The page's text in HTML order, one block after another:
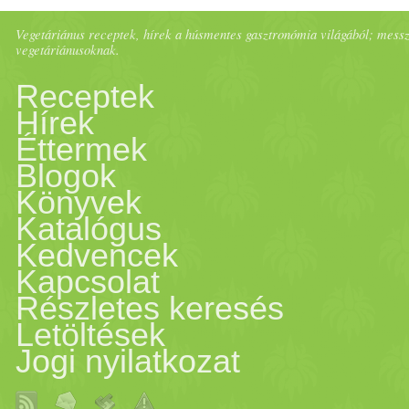
rizs10 dk zöldborsó2 ek.
olaj 1 gerezd fokhagyma1
póréhagyma,
felkarikázva víz növényi
főzőtejszín (kb 1 dl)1 kk.
citromElkészítés:A rizst az
olajon megpirítjuk, majd
felengedjük kétszeres vízzel.
Vegetáriánus receptek, hírek a húsmentes gasztronómia világából;
vegetáriánusoknak.
Receptek
Hírek
Éttermek
Blogok
Könyvek
Katalógus
Kedvencek
Kapcsolat
Részletes keresés
Letöltések
Jogi nyilatkozat